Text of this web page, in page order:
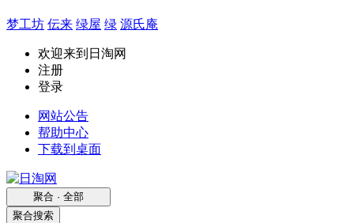
梦工坊 伝来 绿屋 绿 源氏庵
欢迎来到日淘网
注册
登录
网站公告
帮助中心
下载到桌面
聚合 · 全部
聚合搜索